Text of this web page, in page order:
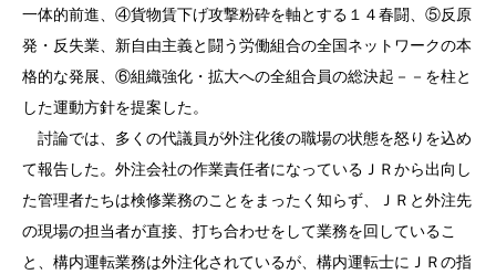
一体的前進、④貨物賃下げ攻撃粉砕を軸とする１４春闘、⑤反原
発・反失業、新自由主義と闘う労働組合の全国ネットワークの本
格的な発展、⑥組織強化・拡大への全組合員の総決起－－を柱と
した運動方針を提案した。
討論では、多くの代議員が外注化後の職場の状態を怒りを込め
て報告した。外注会社の作業責任者になっているＪＲから出向し
た管理者たちは検修業務のことをまったく知らず、ＪＲと外注先
の現場の担当者が直接、打ち合わせをして業務を回しているこ
と、構内運転業務は外注化されているが、構内運転士にＪＲの指